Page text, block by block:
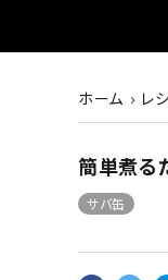
サバ缶
アウトレ
おかずに
ホーム レ
簡単煮る
サバ缶